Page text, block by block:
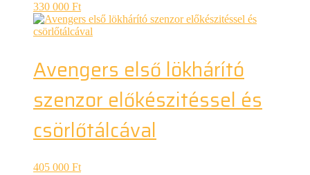
330 000 Ft
Avengers első lökhárító
szenzor előkészitéssel és
csörlőtálcával
405 000 Ft